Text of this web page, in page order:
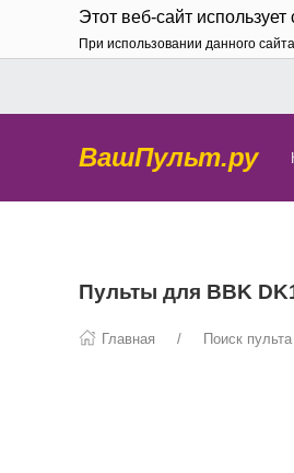
Этот веб-сайт
При использовании данного
ВашПульт.ру
Пульты для BBK
Главная Поиск